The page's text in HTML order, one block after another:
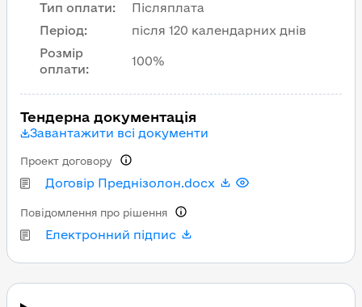
Тип оплати:
Післяплата
Період:
після 120 календарних днів
Розмір
оплати:
100%
Тендерна документація
Завантажити всі документи
Договір Преднізолон.docx
Проект договору
Електронний підпис
Повідомлення про рішення